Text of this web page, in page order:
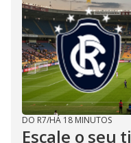
DO R7/HÁ 18 MINUTOS
Escale o seu